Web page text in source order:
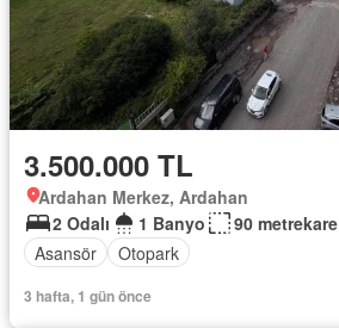
3.500.000 TL
Ardahan Merkez, Ardahan
2 Odalı
1 Banyo
90 metrekare
Asansör
Otopark
3 hafta, 1 gün önce